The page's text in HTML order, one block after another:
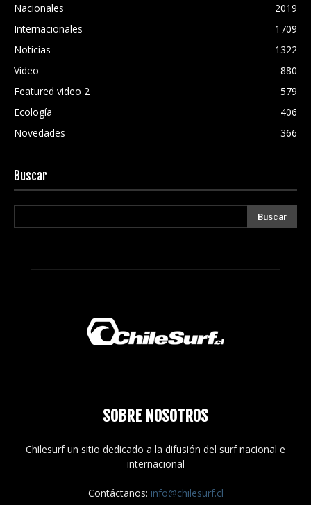
Nacionales
2019
Internacionales
1709
Noticias
1322
Video
880
Featured video 2
579
Ecología
406
Novedades
366
Buscar
SOBRE NOSOTROS
Chilesurf un sitio dedicado a la difusión del surf nacional e
internacional
Contáctanos: info@chilesurf.cl